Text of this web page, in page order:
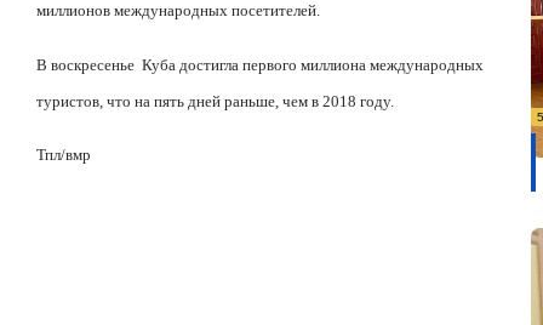
миллионов международных посетителей.
В воскресенье Куба достигла первого миллиона международных
туристов, что на пять дней раньше, чем в 2018 году.
Тпл/вмр